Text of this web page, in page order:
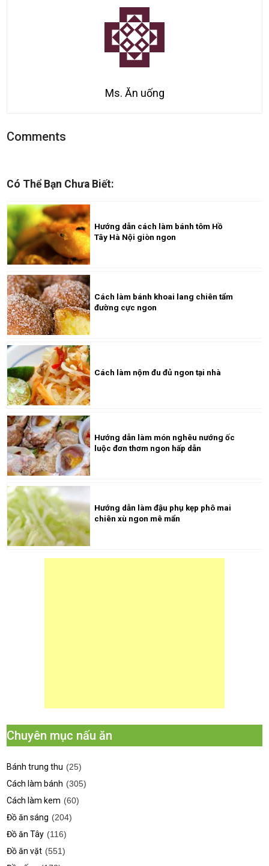
Ms. Ăn uống
Comments
Có Thể Bạn Chưa Biết:
Hướng dẫn cách làm bánh tôm Hồ
Tây Hà Nội giòn ngon
Cách làm bánh khoai lang chiên tẩm
đường cực ngon
Cách làm nộm đu đủ ngon tại nhà
Hướng dẫn làm món nghêu nướng ốc
luộc đơn thơm ngon hấp dẫn
Hướng dẫn làm đậu phụ kẹp phô mai
chiên xù ngon mê mẩn
Chuyên mục nấu ăn
Bánh trung thu (25)
Cách làm bánh (305)
Cách làm kem (60)
Đồ ăn sáng (204)
Đồ ăn Tây (116)
Đồ ăn vặt (551)